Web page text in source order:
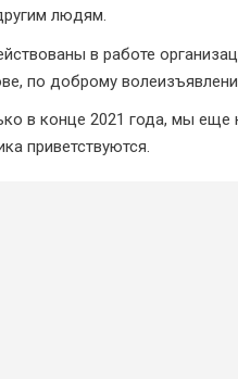
людям.
в работе
по доброму
в конце 2021 года, мы еще
приветствуются.